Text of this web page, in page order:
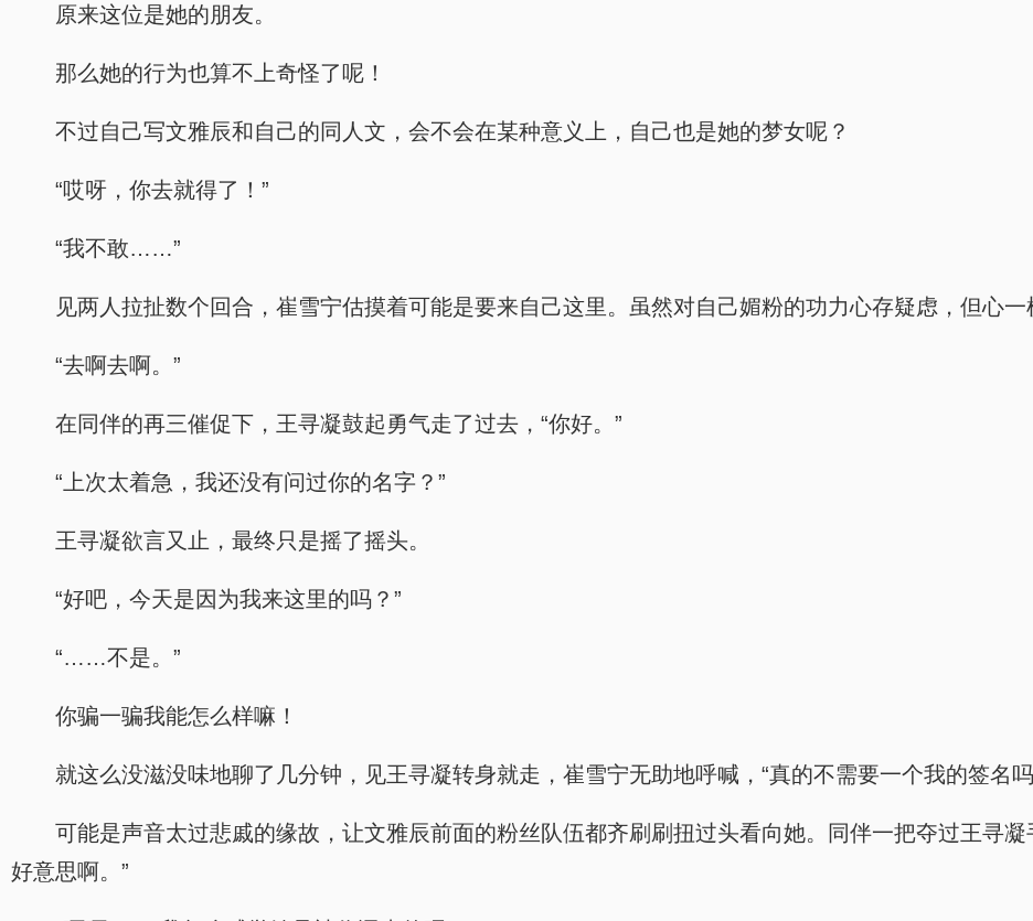
原来这位是她的朋友。
那么她的行为也算不上奇怪了呢！
不过自己写文雅辰和自己的同人文，会不会在某种意义上，自己也是她的梦女呢？
“哎呀，你去就得了！”
“我不敢……”
见两人拉扯数个回合，崔雪宁估摸着可能是要来自己这里。虽然对自己媚粉的功力心存疑虑，但心一
“去啊去啊。”
在同伴的再三催促下，王寻凝鼓起勇气走了过去，“你好。”
“上次太着急，我还没有问过你的名字？”
王寻凝欲言又止，最终只是摇了摇头。
“好吧，今天是因为我来这里的吗？”
“……不是。”
你骗一骗我能怎么样嘛！
就这么没滋没味地聊了几分钟，见王寻凝转身就走，崔雪宁无助地呼喊，“真的不需要一个我的签名
可能是声音太过悲戚的缘故，让文雅辰前面的粉丝队伍都齐刷刷扭过头看向她。同伴一把夺过王寻
好意思啊。”